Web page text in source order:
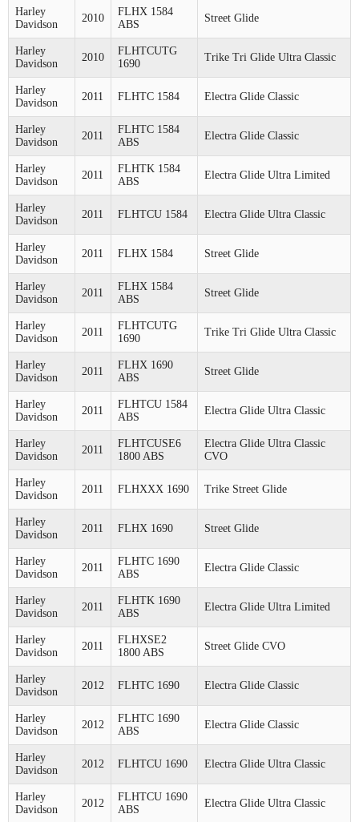
Harley
Davidson
2010
FLHX 1584
ABS
Street Glide
Harley
Davidson
2010
FLHTCUTG
1690
Trike Tri Glide Ultra Classic
Harley
Davidson
2011 FLHTC 1584 Electra Glide Classic
Harley
Davidson
2011
FLHTC 1584
ABS
Electra Glide Classic
Harley
Davidson
2011
FLHTK 1584
ABS
Electra Glide Ultra Limited
Harley
Davidson
2011 FLHTCU 1584 Electra Glide Ultra Classic
Harley
Davidson
2011 FLHX 1584 Street Glide
Harley
Davidson
2011
FLHX 1584
ABS
Street Glide
Harley
Davidson
2011
FLHTCUTG
1690
Trike Tri Glide Ultra Classic
Harley
Davidson
2011
FLHX 1690
ABS
Street Glide
Harley
Davidson
2011
FLHTCU 1584
ABS
Electra Glide Ultra Classic
Harley
Davidson
2011
FLHTCUSE6
1800 ABS
Electra Glide Ultra Classic
CVO
Harley
Davidson
2011 FLHXXX 1690 Trike Street Glide
Harley
Davidson
2011 FLHX 1690 Street Glide
Harley
Davidson
2011
FLHTC 1690
ABS
Electra Glide Classic
Harley
Davidson
2011
FLHTK 1690
ABS
Electra Glide Ultra Limited
Harley
Davidson
2011
FLHXSE2
1800 ABS
Street Glide CVO
Harley
Davidson
2012 FLHTC 1690 Electra Glide Classic
Harley
Davidson
2012
FLHTC 1690
ABS
Electra Glide Classic
Harley
Davidson
2012 FLHTCU 1690 Electra Glide Ultra Classic
Harley
Davidson
2012
FLHTCU 1690
ABS
Electra Glide Ultra Classic